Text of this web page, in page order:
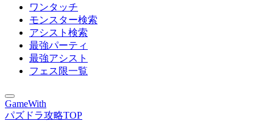
ワンタッチ
モンスター検索
アシスト検索
最強パーティ
最強アシスト
フェス限一覧
GameWith
パズドラ攻略TOP